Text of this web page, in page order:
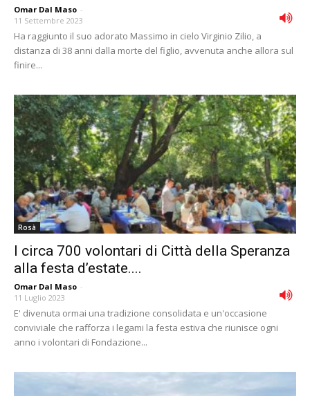
Omar Dal Maso -
11 Settembre 2023
Ha raggiunto il suo adorato Massimo in cielo Virginio Zilio, a
distanza di 38 anni dalla morte del figlio, avvenuta anche allora sul
finire...
Rosà
I circa 700 volontari di Città della Speranza
alla festa d’estate....
Omar Dal Maso -
11 Luglio 2023
E' divenuta ormai una tradizione consolidata e un'occasione
conviviale che rafforza i legami la festa estiva che riunisce ogni
anno i volontari di Fondazione...